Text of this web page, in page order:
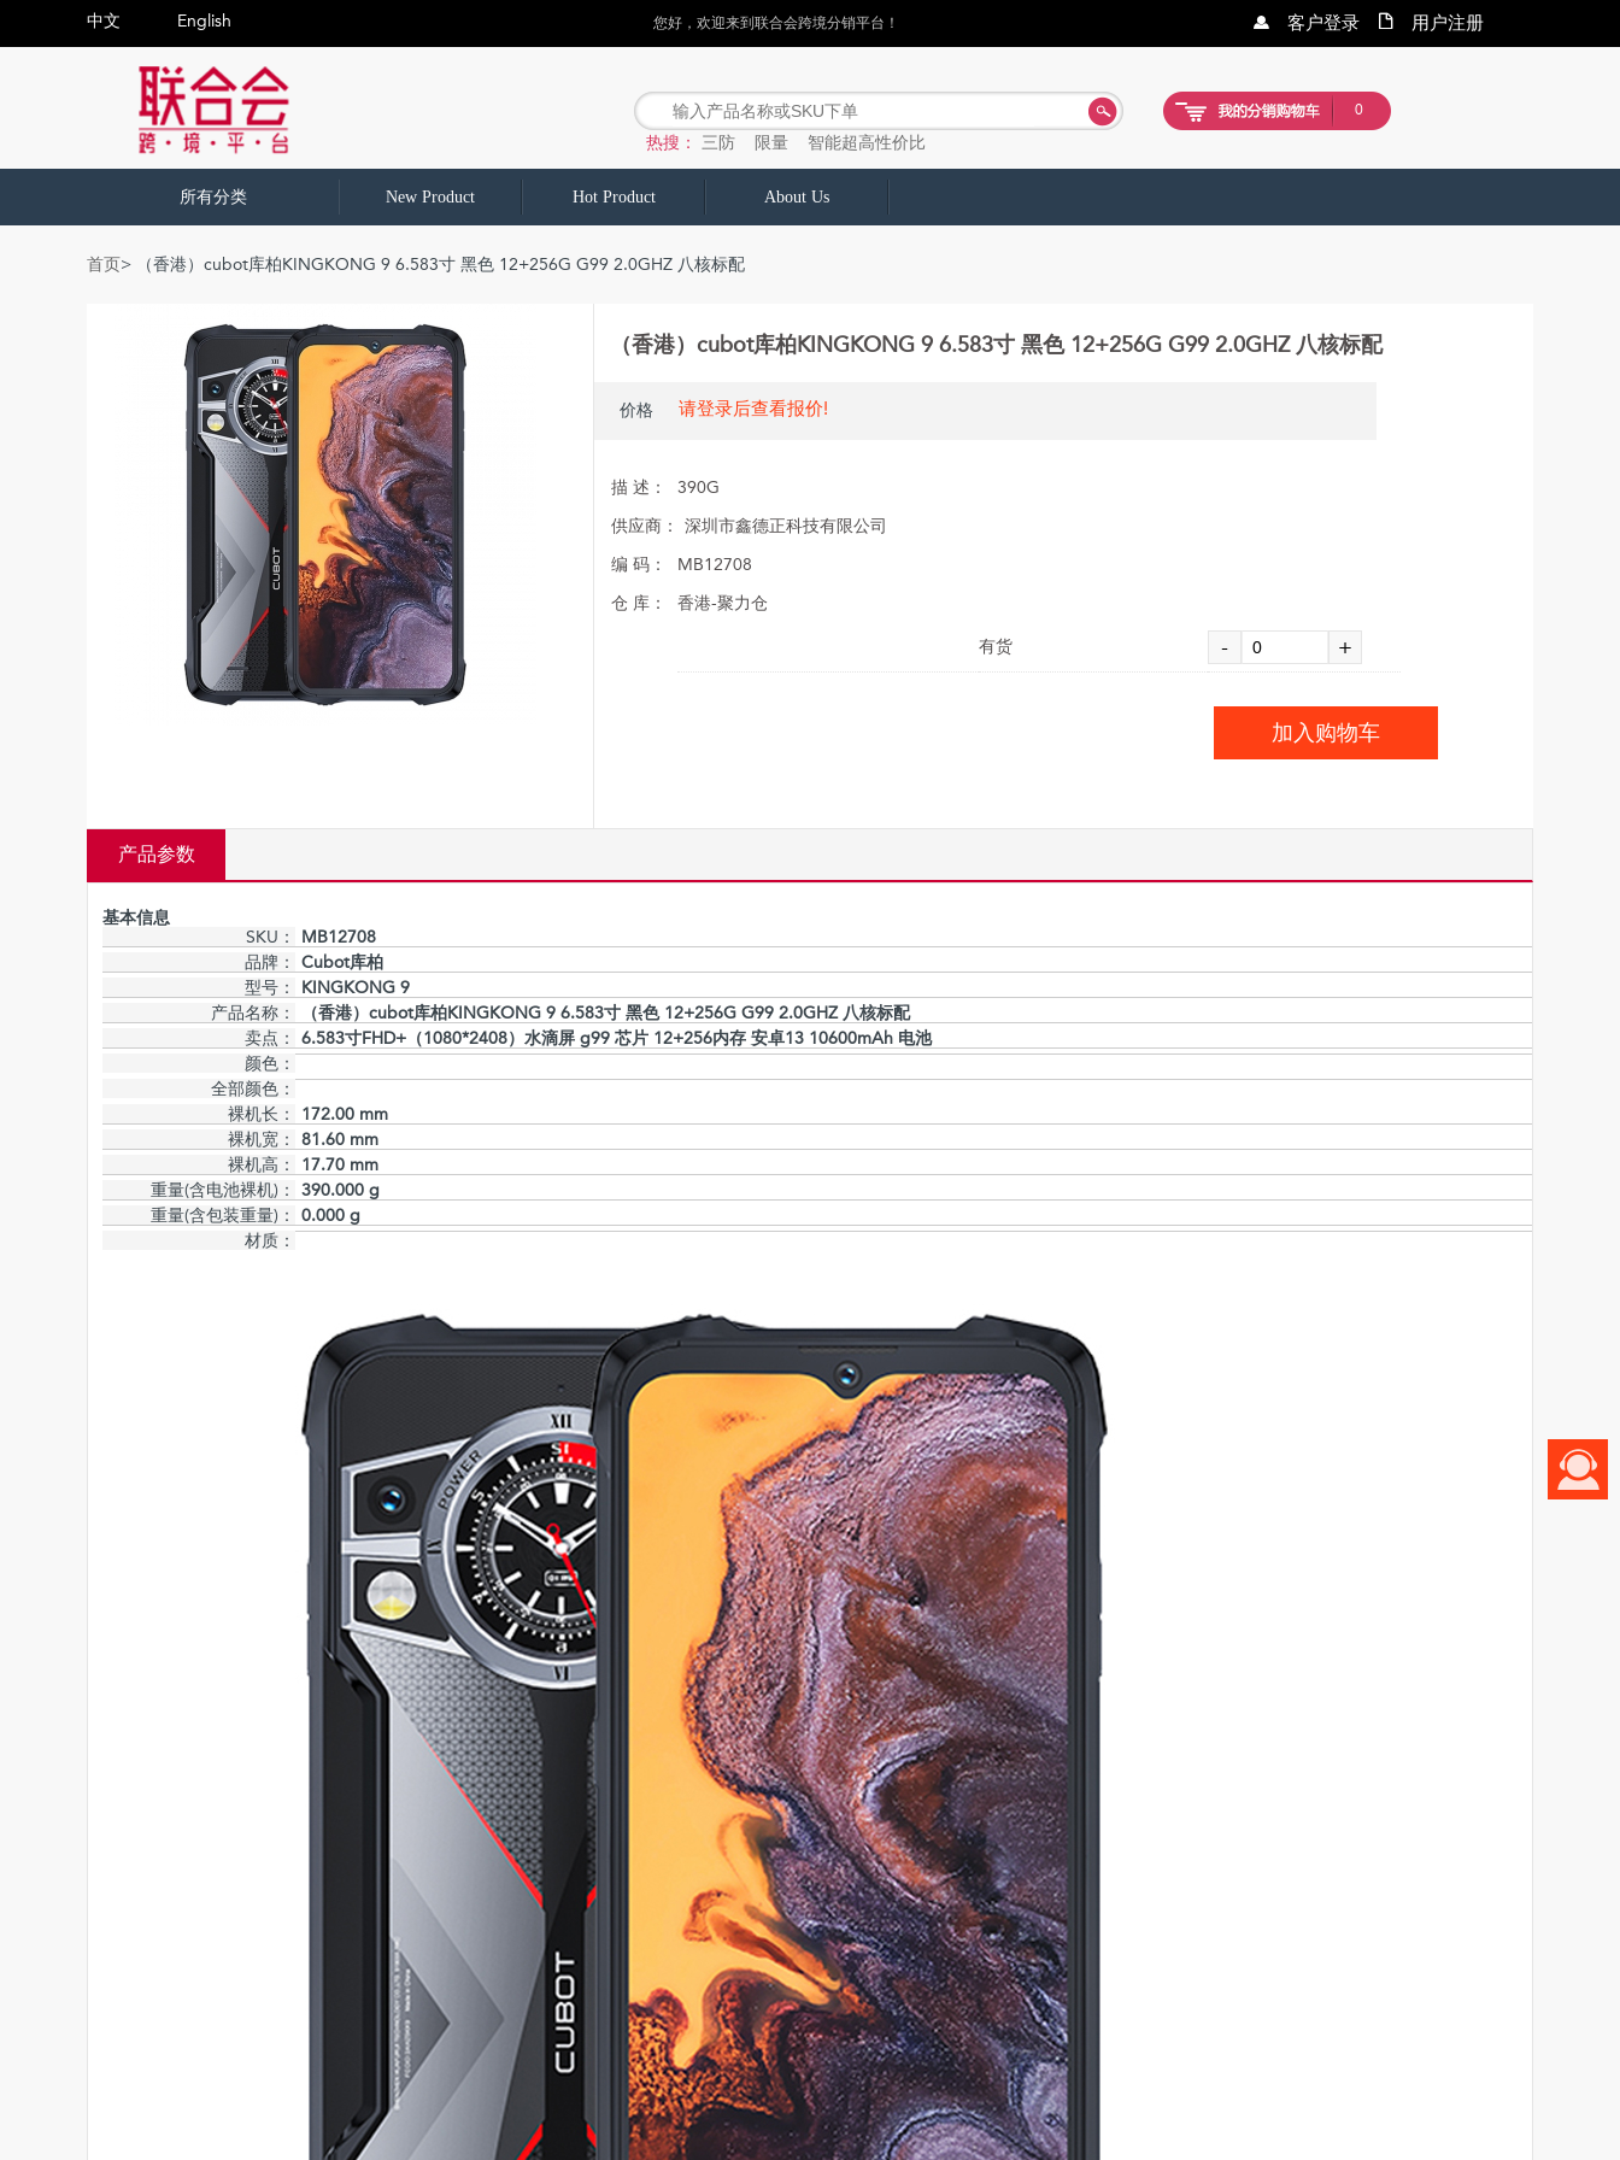
中文 English 您好，欢迎来到联合会跨境分销平台！ 用户注册
客户登录
热搜： 三防 限量 智能超高性价比
0
所有分类 New Product Hot Product About Us
首页> （香港）cubot库柏KINGKONG 9 6.583寸 黑色 12+256G G99 2.0GHZ 八核标配
（香港）cubot库柏KINGKONG 9 6.583寸 黑色 12+256G G99 2.0GHZ 八核标配
价格 请登录后查看报价!
描 述：
390G
供应商：
深圳市鑫德正科技有限公司
编 码：
MB12708
仓 库：
香港-聚力仓
有货 - +
加入购物车
产品参数
基本信息
SKU：
MB12708
品牌：
Cubot库柏
型号：
KINGKONG 9
产品名称：
（香港）cubot库柏KINGKONG 9 6.583寸 黑色 12+256G G99 2.0GHZ 八核标配
卖点：
6.583寸FHD+（1080*2408）水滴屏 g99 芯片 12+256内存 安卓13 10600mAh 电池
颜色：
全部颜色：
裸机长：
172.00 mm
裸机宽：
81.60 mm
裸机高：
17.70 mm
重量(含电池裸机)：
390.000 g
重量(含包装重量)：
0.000 g
材质：